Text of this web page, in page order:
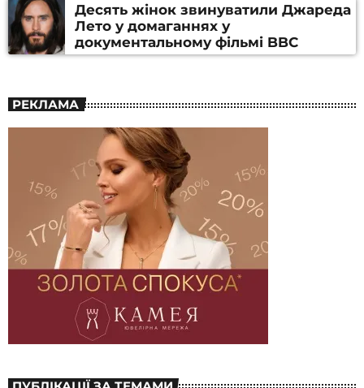
Десять жінок звинуватили Джареда
Лето у домаганнях у
документальному фільмі BBC
РЕКЛАМА